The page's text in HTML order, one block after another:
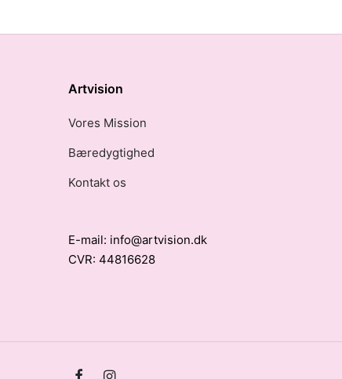
Artvision
Vores Mission
Bæredygtighed
Kontakt os
E-mail: info@artvision.dk
CVR: 44816628